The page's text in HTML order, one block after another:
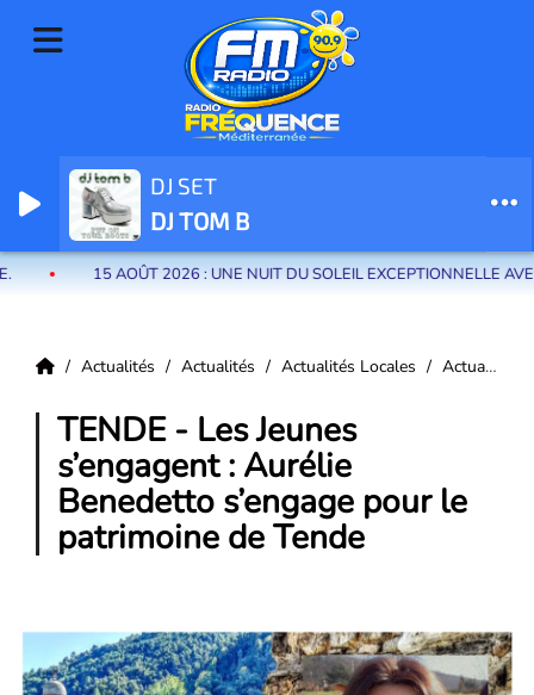
Radio Fréquence Méditerranée la radio de menton et des communes de
la riviera française
DJ SET
DJ TOM B
15 AOÛT 2026 : UNE NUIT DU SOLEIL EXCEPTIONNELLE AVEC
Actualités Actualités Actualités Locales Actualités Tende
TENDE - Les Jeunes
s’engagent : Aurélie
Benedetto s’engage pour le
patrimoine de Tende